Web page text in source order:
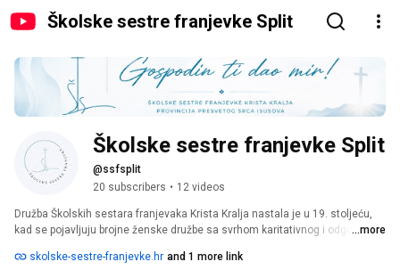
Školske sestre franjevke Split
Školske sestre franjevke Split
@ssfsplit
20 subscribers • 12 videos
Družba Školskih sestara franjevaka Krista Kralja nastala je u 19. stoljeću,
kad se pojavljuju brojne ženske družbe sa svrhom karitativnog i odgojnog
franjevačkih trećoredica, koje su se nesebično posvetile podučavanju
...more
skolske-sestre-franjevke.hr and 1 more link